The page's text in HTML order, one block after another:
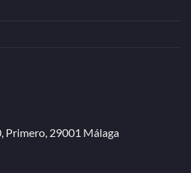
Primero, 29001 Málaga